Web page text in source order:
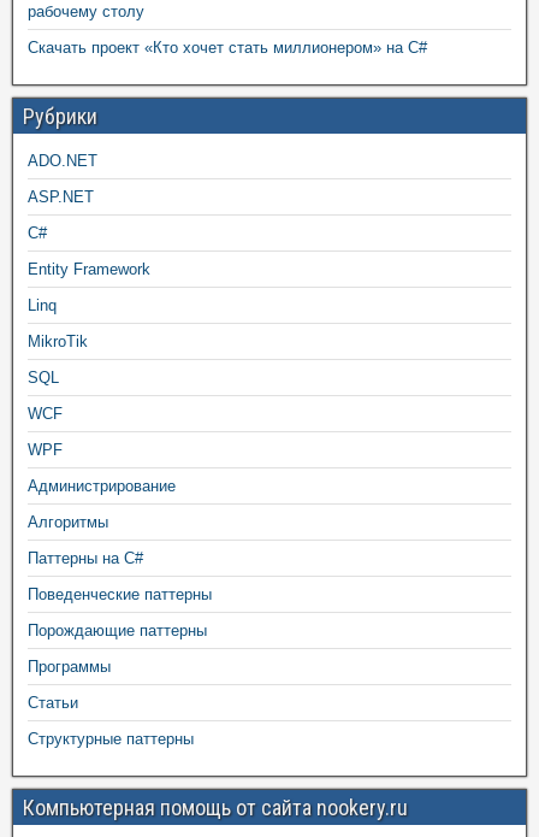
рабочему столу
Скачать проект «Кто хочет стать миллионером» на C#
Рубрики
ADO.NET
ASP.NET
C#
Entity Framework
Linq
MikroTik
SQL
WCF
WPF
Администрирование
Алгоритмы
Паттерны на C#
Поведенческие паттерны
Порождающие паттерны
Программы
Статьи
Структурные паттерны
Компьютерная помощь от сайта nookery.ru